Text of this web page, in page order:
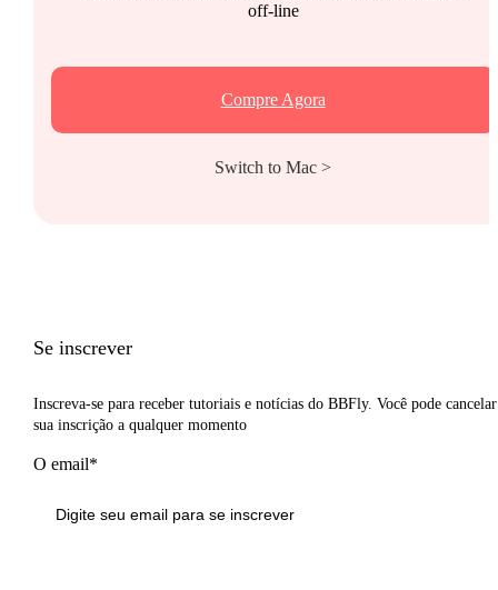
off-line
Compre Agora
Switch to Mac >
Se inscrever
Inscreva-se para receber tutoriais e notícias do BBFly. Você pode cancelar
sua inscrição a qualquer momento
O email*